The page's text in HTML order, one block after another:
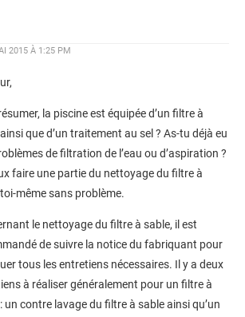
2015 À 1:25 PM
la piscine est équipée d’un filtre à
que d’un traitement au sel ? As-tu déjà eu
de filtration de l’eau ou d’aspiration ?
faire une partie du nettoyage du filtre à
même sans problème.
le nettoyage du filtre à sable, il est
de suivre la notice du fabriquant pour
tous les entretiens nécessaires. Il y a deux
à réaliser généralement pour un filtre à
un contre lavage du filtre à sable ainsi qu’un